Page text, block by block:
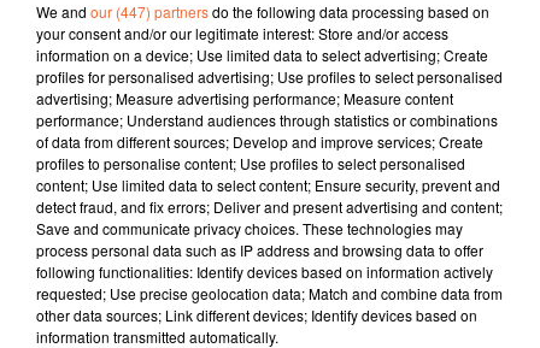
jeu de société souvenirs
1er mai 2021 - 58 sec
LE COMPTE EST BON AVEC PIERRE-EMMANUEL
David Puaud
Moi j'adorais jouer à
Pierre-Emmanuel Dessèvres est le directeur de
We and our (447) partnersdo the following data processing based on
your consent and/or our legitimate interest: Store and/or access
information on a device; Use limited data to select advertising; Create
profiles for personalised advertising; Use profiles to select personalised
advertising; Measure advertising performance; Measure content
performance; Understand audiences through statistics or combinations
of data from different sources; Develop and improve services; Create
profiles to personalise content; Use profiles to select personalised
content; Use limited data to select content; Ensure security, prevent and
detect fraud, and fix errors; Deliver and present advertising and content;
Save and communicate privacy choices. These technologies may
process personal data such as IP address and browsing data to offer
following functionalities: Identify devices based on information actively
requested; Use precise geolocation data; Match and combine data from
other data sources; Link different devices; Identify devices based on
information transmitted automatically.